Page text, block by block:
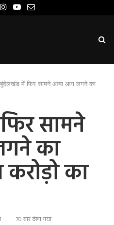
बुंदेलखंड में फिर सामने आया आग लगने का
सामने
का
का
70 बार देखा गया